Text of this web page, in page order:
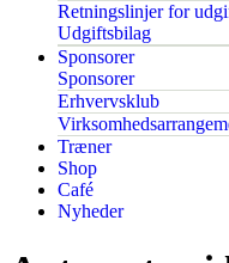
Retningslinjer for
Udgiftsbilag
Sponsorer
Sponsorer
Erhvervsklub
Træner
Shop
Café
Nyheder